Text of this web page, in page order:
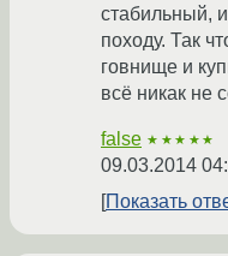
стабильный,
походу. Так
говнище и
всё никак не
false ★★★★★
09.03.2014
Показать